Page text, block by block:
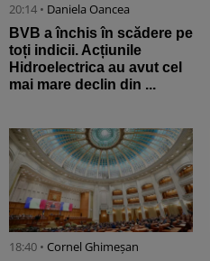
20:14 • Daniela Oancea
BVB a închis în scădere pe
toți indicii. Acțiunile
Hidroelectrica au avut cel
mai mare declin din ...
18:40 • Cornel Ghimeșan